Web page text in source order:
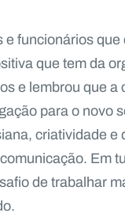
funcionários
que tem da
e lembrou que
para o novo
criatividade e
Em
de trabalhar